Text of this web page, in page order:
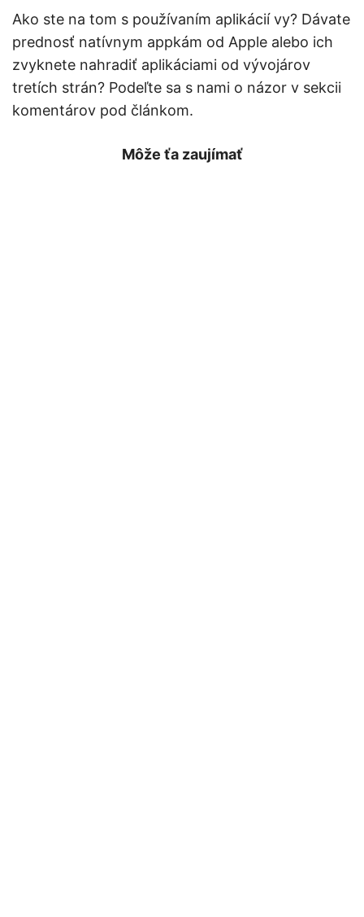
Ako ste na tom s používaním aplikácií vy? Dávate
prednosť natívnym appkám od Apple alebo ich
zvyknete nahradiť aplikáciami od vývojárov
tretích strán? Podeľte sa s nami o názor v sekcii
komentárov pod článkom.
Môže ťa zaujímať